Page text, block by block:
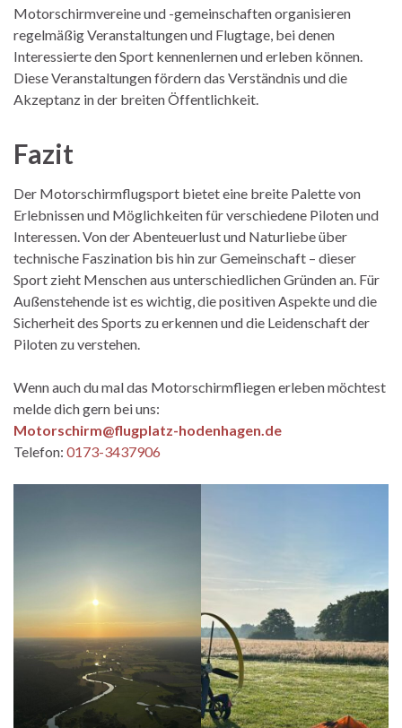
Motorschirmvereine und -gemeinschaften organisieren
regelmäßig Veranstaltungen und Flugtage, bei denen
Interessierte den Sport kennenlernen und erleben können.
Diese Veranstaltungen fördern das Verständnis und die
Akzeptanz in der breiten Öffentlichkeit.
Fazit
Der Motorschirmflugsport bietet eine breite Palette von
Erlebnissen und Möglichkeiten für verschiedene Piloten und
Interessen. Von der Abenteuerlust und Naturliebe über
technische Faszination bis hin zur Gemeinschaft – dieser
Sport zieht Menschen aus unterschiedlichen Gründen an. Für
Außenstehende ist es wichtig, die positiven Aspekte und die
Sicherheit des Sports zu erkennen und die Leidenschaft der
Piloten zu verstehen.
Wenn auch du mal das Motorschirmfliegen erleben möchtest
melde dich gern bei uns:
Motorschirm@flugplatz-hodenhagen.de
Telefon: 0173-3437906